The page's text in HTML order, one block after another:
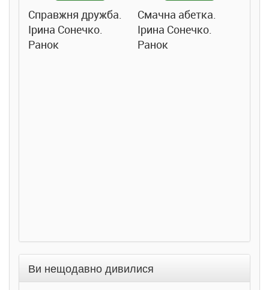
Справжня дружба.
Ірина Сонечко.
Ранок
Смачна абетка.
Ірина Сонечко.
Ранок
Ви нещодавно дивилися